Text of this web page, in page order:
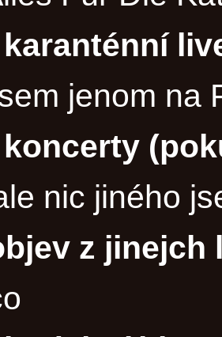
jenom na
nic jiného
z jinejch